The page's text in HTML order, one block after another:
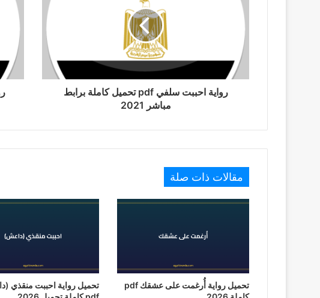
رواية احببت سلفي pdf تحميل كاملة برابط
مباشر 2021
مقالات ذات صلة
تحميل رواية أُرغمت على عشقك pdf
تحميل رواية احببت منقذي